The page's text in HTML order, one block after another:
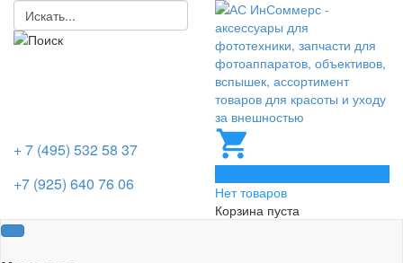
+ 7 (495) 532 58 37
+7 (925) 640 76 06
Нет товаров
Корзина пуста